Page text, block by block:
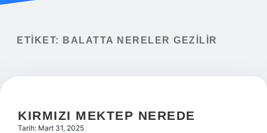
Yasal Uyarı
ETIKET: BALATTA NERELER GEZILIR
KIRMIZI MEKTEP NEREDE
Tarih: Mart 31, 2025